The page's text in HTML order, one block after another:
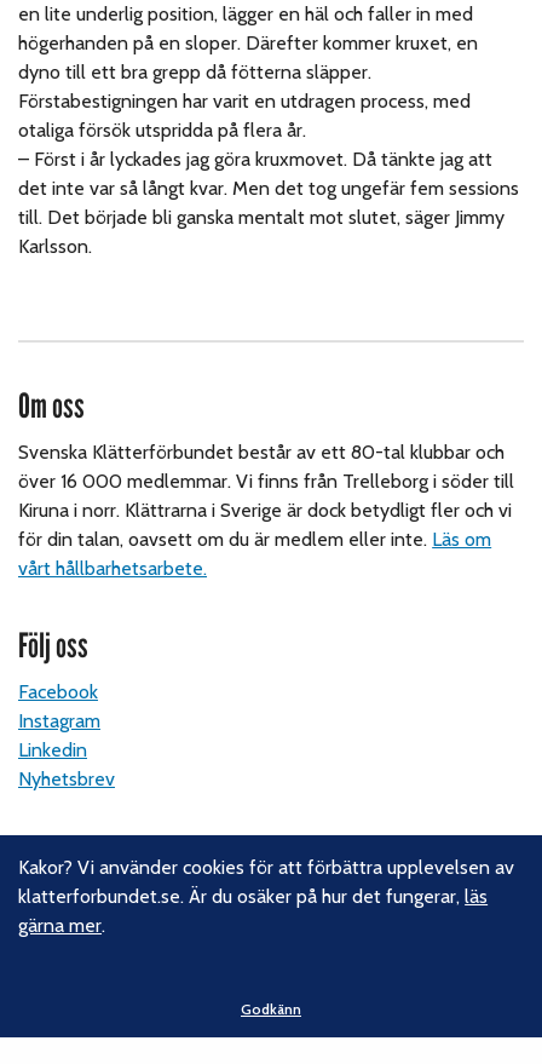
en lite underlig position, lägger en häl och faller in med
högerhanden på en sloper. Därefter kommer kruxet, en
dyno till ett bra grepp då fötterna släpper.
Förstabestigningen har varit en utdragen process, med
otaliga försök utspridda på flera år.
– Först i år lyckades jag göra kruxmovet. Då tänkte jag att
det inte var så långt kvar. Men det tog ungefär fem sessions
till. Det började bli ganska mentalt mot slutet, säger Jimmy
Karlsson.
Om oss
Svenska Klätterförbundet består av ett 80-tal klubbar och
över 16 000 medlemmar. Vi finns från Trelleborg i söder till
Kiruna i norr. Klättrarna i Sverige är dock betydligt fler och vi
för din talan, oavsett om du är medlem eller inte. Läs om
vårt hållbarhetsarbete.
Följ oss
Facebook
Instagram
Linkedin
Nyhetsbrev
Kontakt
Svenska Klätterförbundet
Gotlandsgatan 46
kansliet@klatterforbundet.rf.se
Kakor? Vi använder cookies för att förbättra upplevelsen av
klatterforbundet.se. Är du osäker på hur det fungerar,läs
gärna mer.
Godkänn